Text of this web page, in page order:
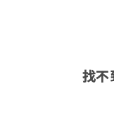
找不